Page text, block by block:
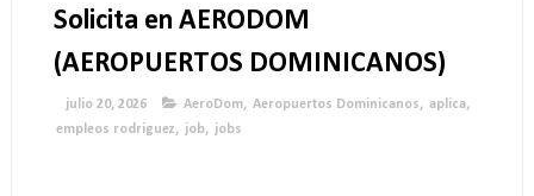
Solicita en AERODOM
(AEROPUERTOS DOMINICANOS)
julio 20, 2026 AeroDom, Aeropuertos Dominicanos, aplica,
empleos rodriguez, job, jobs